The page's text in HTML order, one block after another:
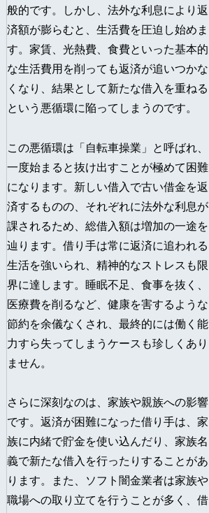
般的です。しかし、法外な利息により返
済額が膨らむと、生活費を圧迫し始めま
す。家賃、光熱費、食費といった基本的
な生活費用を削っても返済が追いつかな
くなり、結果として新たな借入を重ねる
という悪循環に陥ってしまうのです。
この悪循環は「自転車操業」と呼ばれ、
一度始まると抜け出すことが極めて困難
になります。新しい借入で古い借金を返
済するものの、それぞれに法外な利息が
課されるため、総借入額は増加の一途を
辿ります。借り手は常に返済に追われる
生活を強いられ、精神的なストレスも限
界に達します。睡眠不足、食事を抜く、
医療費を削るなど、健康を害するような
節約を余儀なくされ、最終的には働く能
力すら失ってしまうケースも珍しくあり
ません。
さらに深刻なのは、家族や親族への影響
です。返済が困難になった借り手は、家
族に内緒で貯金を使い込んだり、家族名
義で新たな借入を行ったりすることがあ
ります。また、ソフト闇金業者は家族や
職場への取り立てを行うことが多く、借